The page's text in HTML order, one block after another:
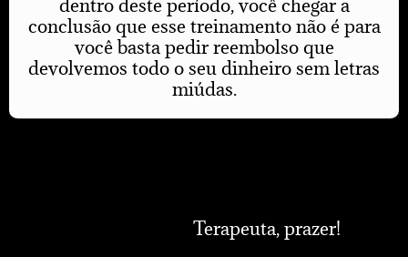
dentro deste período, você chegar a
conclusão que esse treinamento não é para
você basta pedir reembolso que
devolvemos todo o seu dinheiro sem letras
miúdas.
Terapeuta, prazer!